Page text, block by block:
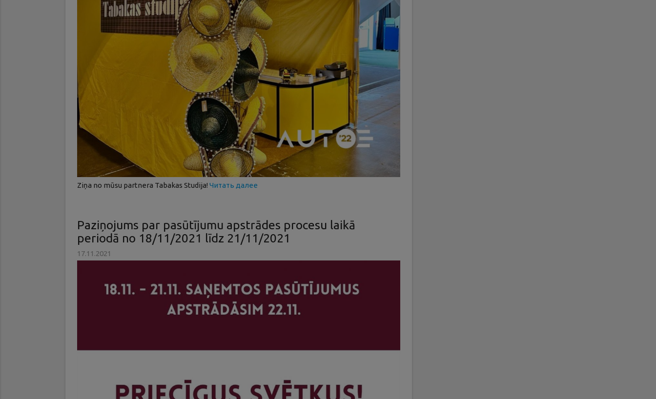
Ziņa no mūsu partnera Tabakas Studija!Читать далее
Paziņojums par pasūtījumu apstrādes procesu laikā
periodā no 18/11/2021 līdz 21/11/2021
17.11.2021